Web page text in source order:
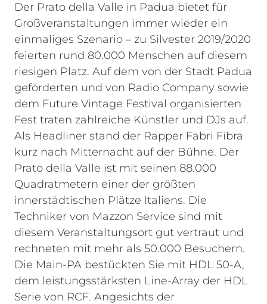
Der Prato della Valle in Padua bietet für
Großveranstaltungen immer wieder ein
einmaliges Szenario – zu Silvester 2019/2020
feierten rund 80.000 Menschen auf diesem
riesigen Platz. Auf dem von der Stadt Padua
geförderten und von Radio Company sowie
dem Future Vintage Festival organisierten
Fest traten zahlreiche Künstler und DJs auf.
Als Headliner stand der Rapper Fabri Fibra
kurz nach Mitternacht auf der Bühne. Der
Prato della Valle ist mit seinen 88.000
Quadratmetern einer der größten
innerstädtischen Plätze Italiens. Die
Techniker von Mazzon Service sind mit
diesem Veranstaltungsort gut vertraut und
rechneten mit mehr als 50.000 Besuchern.
Die Main-PA bestückten Sie mit HDL 50-A,
dem leistungsstärksten Line-Array der HDL
Serie von RCF. Angesichts der